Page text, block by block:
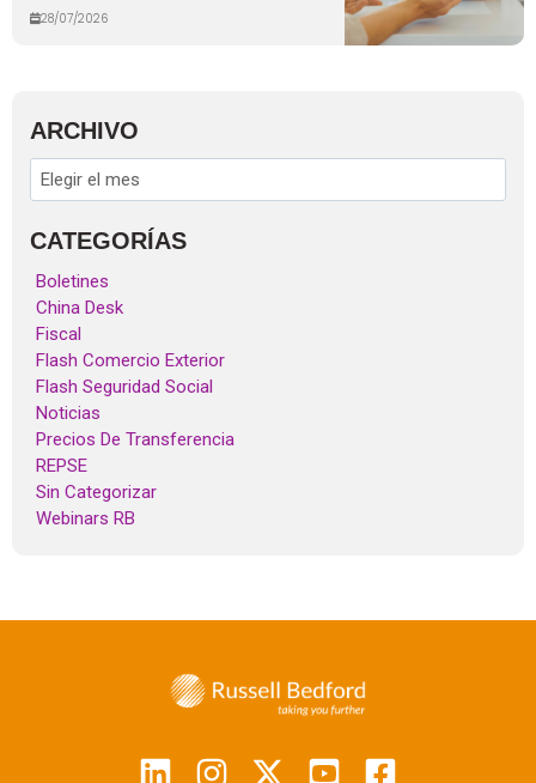
28/07/2026
ARCHIVO
CATEGORÍAS
Boletines
China Desk
Fiscal
Flash Comercio Exterior
Flash Seguridad Social
Noticias
Precios De Transferencia
REPSE
Sin Categorizar
Webinars RB